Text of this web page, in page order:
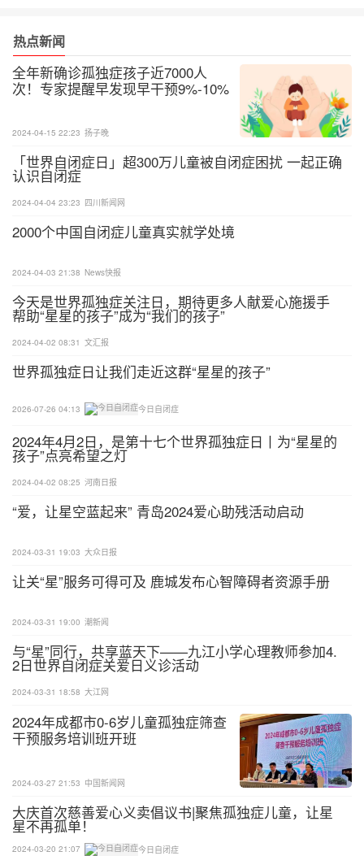
自闭症，究竟是怎么回事？今天咱们就来聊聊这个话
题。
当然不是。
自闭症，又叫孤独症，它不是内向，不是心理问题，
大脑发育疾病。
人的大脑就像一座城市，里面有很多个分区，分别负
责我们的听觉、视觉、嗅觉、语言等功能。
热点新闻
全年新确诊孤独症孩子近7000人
次！专家提醒早发现早干预9%-10%
2024-04-15 22:23 扬子晚
「世界自闭症日」超300万儿童被自闭症困扰 一起正确
认识自闭症
2024-04-04 23:23 四川新闻网
2000个中国自闭症儿童真实就学处境
2024-04-03 21:38 News快报
今天是世界孤独症关注日，期待更多人献爱心施援手
帮助“星星的孩子”成为“我们的孩子”
2024-04-02 08:31 文汇报
世界孤独症日让我们走近这群“星星的孩子”
2026-07-26 04:13 今日自闭症
2024年4月2日，是第十七个世界孤独症日丨为“星星的
孩子”点亮希望之灯
2024-04-02 08:25 河南日报
“爱，让星空蓝起来” 青岛2024爱心助残活动启动
2024-03-31 19:03 大众日报
让关“星”服务可得可及 鹿城发布心智障碍者资源手册
2024-03-31 19:00 潮新闻
与“星”同行，共享蓝天下——九江小学心理教师参加4.
2日世界自闭症关爱日义诊活动
2024-03-31 18:58 大江网
2024年成都市0-6岁儿童孤独症筛查
干预服务培训班开班
2024-03-27 21:53 中国新闻网
大庆首次慈善爱心义卖倡议书|聚焦孤独症儿童，让星
星不再孤单！
2024-03-20 21:07 今日自闭症